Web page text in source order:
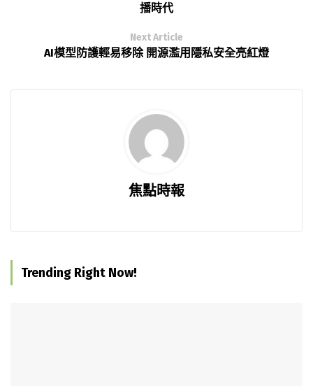
播時代
Next Article
AI模型防護輕易移除 開源濫用隱私安全亮紅燈
焦點時報
Trending Right Now!